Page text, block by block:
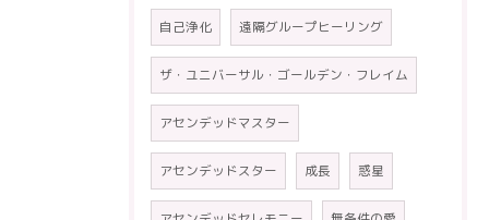
自己浄化 遠隔グループヒーリング
ザ・ユニバーサル・ゴールデン・フレイム
アセンデッドマスター
アセンデッドスター 成長 惑星